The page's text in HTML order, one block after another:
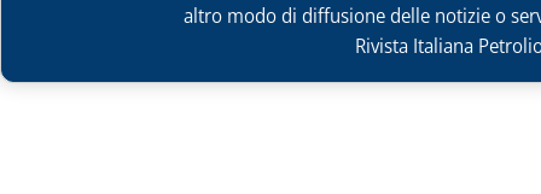
altro modo di diffusione delle notizie o
Rivista Italiana